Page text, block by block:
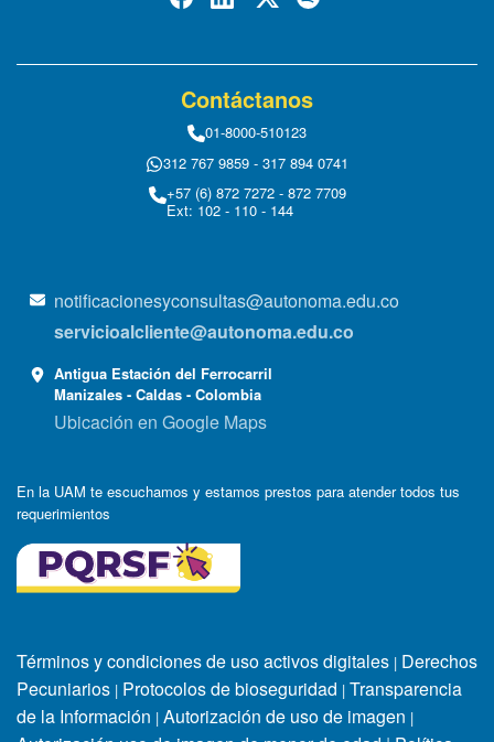
Contáctanos
01-8000-510123
312 767 9859 - 317 894 0741
+57 (6) 872 7272 - 872 7709
Ext: 102 - 110 - 144
notificacionesyconsultas@autonoma.edu.co
servicioalcliente@autonoma.edu.co
Antigua Estación del Ferrocarril
Manizales - Caldas - Colombia
Ubicación en Google Maps
En la UAM te escuchamos y estamos prestos para atender todos tus
requerimientos
Términos y condiciones de uso activos digitales | Derechos
Pecuniarios | Protocolos de bioseguridad | Transparencia
de la Información | Autorización de uso de imagen |